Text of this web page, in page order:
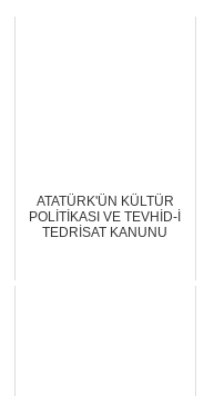
ATATÜRK'ÜN KÜLTÜR
POLİTİKASI VE TEVHİD-İ
TEDRİSAT KANUNU